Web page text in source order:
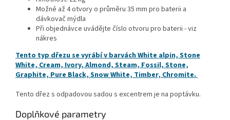
Možné až 4 otvory o průměru 35 mm pro baterii a
dávkovač mýdla
Při objednávce uvádějte číslo otvoru pro baterii - viz
nákres
Tento typ dřezu se vyrábí v barvách White alpin, Stone
White, Cream, Ivory, Almond, Steam, Fossil, Stone,
Graphite, Pure Black, Snow White, Timber, Chromite.
Tento dřez s odpadovou sadou s excentrem je na poptávku.
Doplňkové parametry